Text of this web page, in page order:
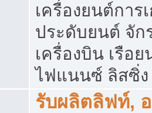
เครื่องยนต์การ
ประดับยนต์ จัก
เครื่องบิน เรือ
ไฟแนนซ์ ลิสซิ่ง
รับผลิตลิฟท์,